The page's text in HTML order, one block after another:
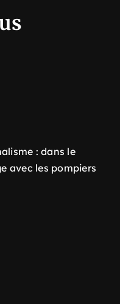
: dans le
avec les pompiers